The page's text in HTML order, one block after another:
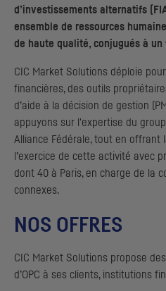
d’investissements alternatifs (
ensemble de ressources
de haute qualité, conjugués à
CIC Market Solutions déploie
financières, des outils
d’aide à la décision de gestion (
appuyons sur l'expertise du
Alliance Fédérale, tout en offrant
l’exercice de cette activité avec
dont 40 à Paris, en charge de la
connexes.
NOS OFFRES
CIC Market Solutions propose
d’OPC à ses clients, institutions